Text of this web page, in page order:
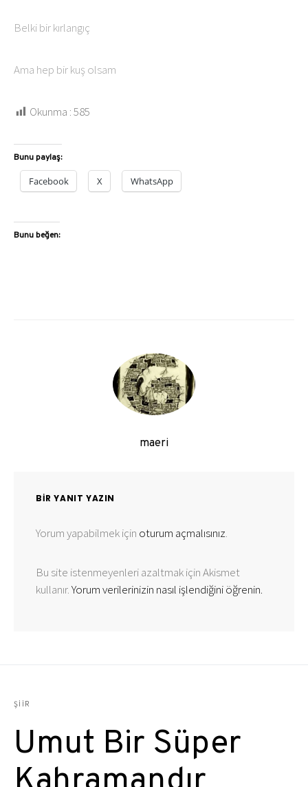
Belki bir kırlangıç
Ama hep bir kuş olsam
Okunma :585
Bunu paylaş:
Facebook X WhatsApp
Bunu beğen:
maeri
BIR YANIT YAZIN
Yorum yapabilmek için oturum açmalısınız.
Bu site istenmeyenleri azaltmak için Akismet
kullanır.Yorum verilerinizin nasıl işlendiğini öğrenin.
ŞIIR
Umut Bir Süper